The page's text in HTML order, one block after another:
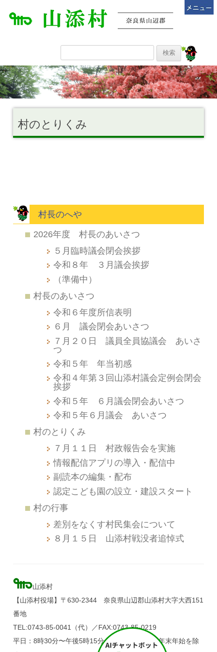
村のとりくみ
村長のへや
2026年度 村長のあいさつ
５月臨時議会閉会挨拶
令和８年 ３月議会挨拶
（準備中）
村長のあいさつ
令和６年度所信表明
６月 議会閉会あいさつ
７月２０日 議員全員協議会 あいさ
つ
令和５年 年当初感
令和４年第３回山添村議会定例会閉会
挨拶
令和５年 ６月議会閉会あいさつ
令和５年６月議会 あいさつ
村のとりくみ
７月１１日 村政報告会を実施
情報配信アプリの導入・配信中
副読本の編集・配布
認定こども園の設立・建設スタート
村の行事
差別をなくす村民集会について
８月１５日 山添村戦没者追悼式
山添村
【山添村役場】〒630-2344 奈良県山辺郡山添村大字大西151
番地
TEL:0743-85-0041（代）／FAX:0743-85-0219
平日：8時30分〜午後5時15分（土・日・祝日、年末年始を除